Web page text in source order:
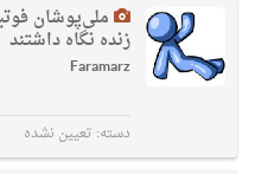
ملی‌پوشان
زنده نگاه داشتند
Faramarz
دسته: تعیین نشده